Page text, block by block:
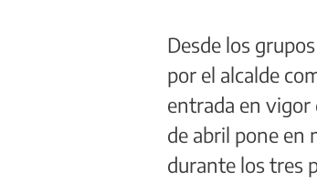
Desde los
por el alcalde
entrada en vigor
de abril pone en
durante los tres